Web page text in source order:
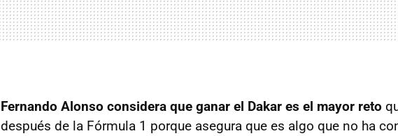
Fernando Alonso considera que ganar el Dakar es el mayor reto
después de la Fórmula 1 porque asegura que es algo que no ha